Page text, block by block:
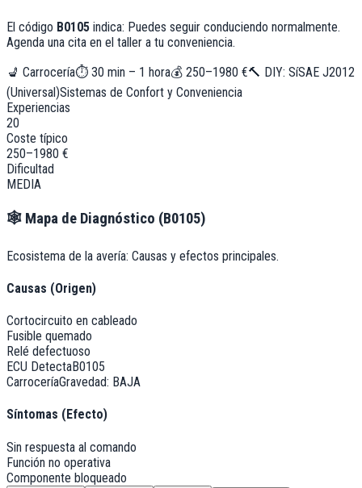
El código B0105 indica: Puedes seguir conduciendo normalmente.
Agenda una cita en el taller a tu conveniencia.
💺 Carrocería⏱ 30 min – 1 hora💰 250–1980 €🔨 DIY: SíSAE J2012
(Universal)Sistemas de Confort y Conveniencia
Experiencias
20
Coste típico
250–1980 €
Dificultad
MEDIA
🕸️ Mapa de Diagnóstico (B0105)
Ecosistema de la avería: Causas y efectos principales.
Causas (Origen)
Cortocircuito en cableado
Fusible quemado
Relé defectuoso
ECU DetectaB0105
CarroceríaGravedad: BAJA
Síntomas (Efecto)
Sin respuesta al comando
Función no operativa
Componente bloqueado